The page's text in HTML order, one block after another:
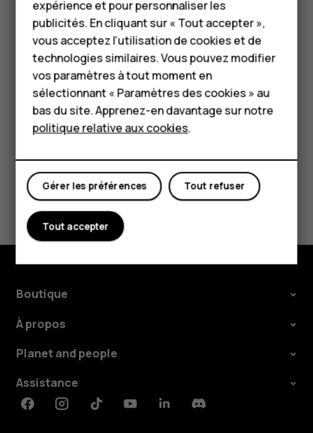
HMD Terra M
Pour les entreprises
Tablettes
Boutique
Mon compte
souhaités.
Supprimer un rendez-vous
Appuyez sur l'événement.
Appuyez sur more_vert>Supprimer.
Avez-vous trouvé cela utile?
Oui Non
Boutique
À propos
Planet and people
Assistance
FacebookInstagramTiktokYoutubeLinkedinDiscord
expérience et pour personnaliser les
publicités. En cliquant sur « Tout accepter »,
vous acceptez l’utilisation de cookies et de
technologies similaires. Vous pouvez modifier
vos paramètres à tout moment en
sélectionnant « Paramètres des cookies » au
bas du site. Apprenez-en davantage sur notre
politique relative aux cookies.
Tout refuser
Gérer les préférences
Tout accepter